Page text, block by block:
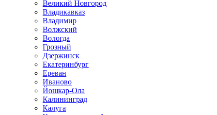
Великий Новгород
Владикавказ
Владимир
Волжский
Вологда
Грозный
Дзержинск
Екатеринбург
Ереван
Иваново
Йошкар-Ола
Калининград
Калуга